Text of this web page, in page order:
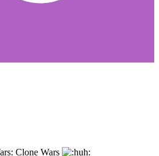
Clone Wars